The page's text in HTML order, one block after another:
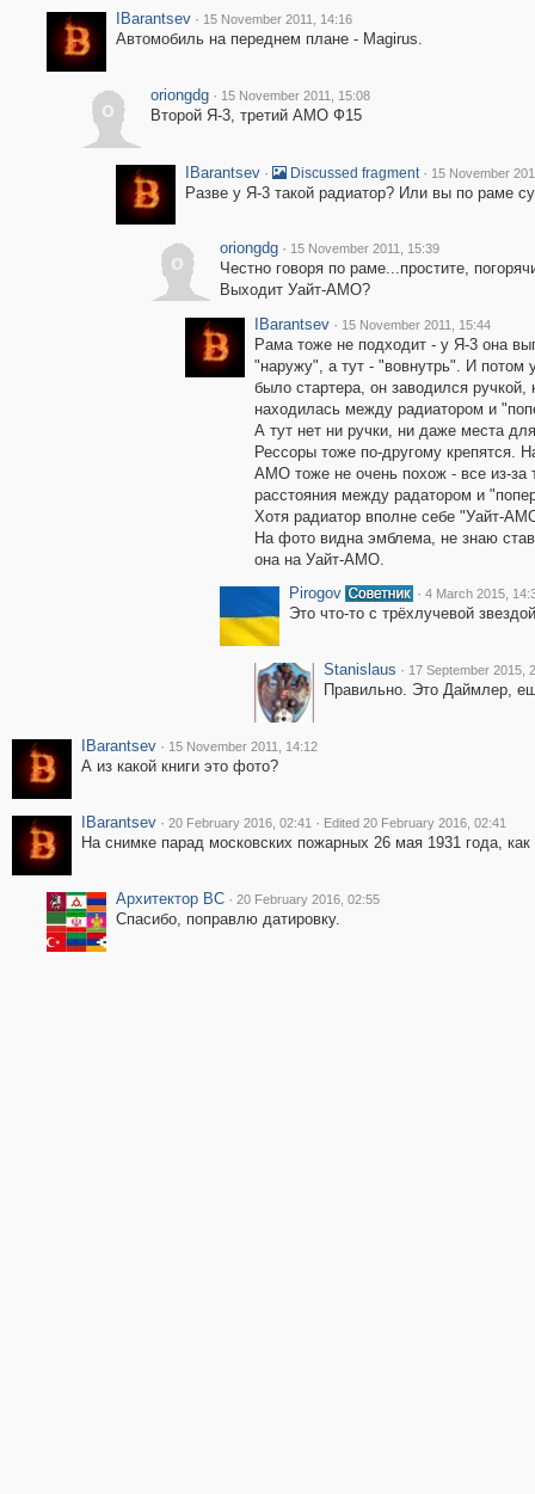
IBarantsev · 15 November 2011, 14:16
Автомобиль на переднем плане - Magirus.
o
oriongdg · 15 November 2011, 15:08
Второй Я-3, третий АМО Ф15
IBarantsev · Discussed fragment · 15 November
Разве у Я-3 такой радиатор? Или вы по раме
o
oriongdg · 15 November 2011, 15:39
Честно говоря по раме...простите,
Выходит Уайт-АМО?
IBarantsev · 15 November 2011, 15:44
Рама тоже не подходит - у Я-3 она
"наружу", а тут - "вовнутрь". И потом
было стартера, он заводился ручкой,
находилась между радиатором и
А тут нет ни ручки, ни даже места
Рессоры тоже по-другому крепятся.
АМО тоже не очень похож - все из-за
расстояния между радатором и
Хотя радиатор вполне себе "Уайт-
На фото видна эмблема, не знаю
она на Уайт-АМО.
Pirogov
· 4 March 2015,
Это что-то с трёхлучевой
Stanislaus · 17 September 2015,
Правильно. Это Даймлер,
IBarantsev · 15 November 2011, 14:12
А из какой книги это фото?
IBarantsev · 20 February 2016, 02:41 · Edited 20 February 2016, 02:41
На снимке парад московских пожарных 26 мая 1931 года,
Архитектор ВС · 20 February 2016, 02:55
Спасибо, поправлю датировку.